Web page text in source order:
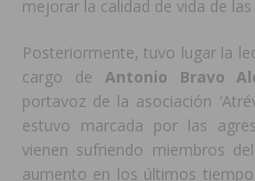
mejorar la calidad de vida de
Posteriormente, tuvo lugar la
cargo de Antonio Bravo
portavoz de la asociación
estuvo marcada por las
vienen sufriendo miembros
aumento en los últimos